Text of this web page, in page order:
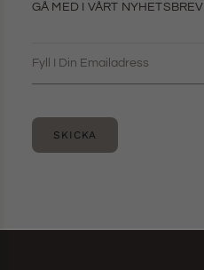
GÅ MED I VÅRT NYHETSBREV
SKICKA